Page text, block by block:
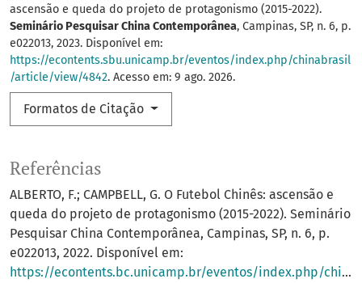
ascensão e queda do projeto de protagonismo (2015-2022).
Seminário Pesquisar China Contemporânea, Campinas, SP, n. 6, p.
e022013, 2023. Disponível em:
https://econtents.sbu.unicamp.br/eventos/index.php/chinabrasil
/article/view/4842. Acesso em: 9 ago. 2026.
Formatos de Citação
Referências
ALBERTO, F.; CAMPBELL, G. O Futebol Chinês: ascensão e
queda do projeto de protagonismo (2015-2022). Seminário
Pesquisar China Contemporânea, Campinas, SP, n. 6, p.
e022013, 2022. Disponível em:
https://econtents.bc.unicamp.br/eventos/index.php/chinabrasil/article/view/4842